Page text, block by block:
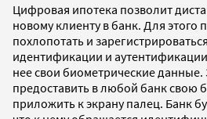
Цифровая ипотека позволит
новому клиенту в банк. Для этого
похлопотать и
идентификации и
нее свои биометрические
предоставить в любой банк свою
приложить к экрану палец. Банк